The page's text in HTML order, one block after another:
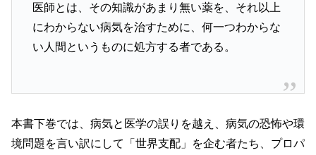
医師とは、その知識があまり無い薬を、それ以上
にわからない病気を治すために、何一つわからな
い人間というものに処方する者である。
本書下巻では、病気と医学の誤りを越え、病気の恐怖や環
境問題を言い訳にして「世界支配」を企む者たち、プロパ